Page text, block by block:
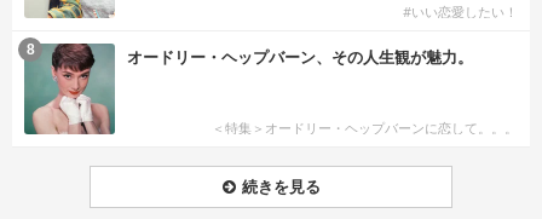
#いい恋愛したい！
オードリー・ヘップバーン、その人生観が魅力。
＜特集＞オードリー・ヘップバーンに恋して。。。
8
続きを見る